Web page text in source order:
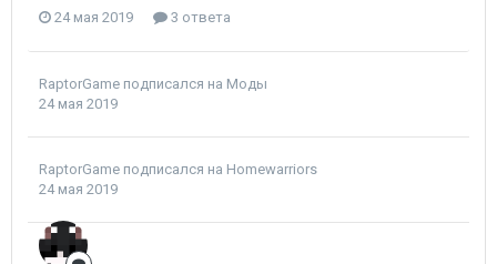
24 мая 2019 3 ответа
RaptorGame подписался на Моды
24 мая 2019
RaptorGame подписался на Homewarriors
24 мая 2019